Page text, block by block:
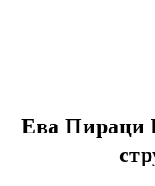
Ева Пираци